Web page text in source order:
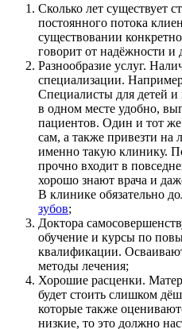
Сколько лет существует
постоянного потока
существовании
говорит от надёжности и
Разнообразие услуг.
специализации.
Специалисты для детей и
в одном месте удобно,
пациентов. Один и тот же
сам, а также привезти на
именно такую клинику.
прочно входит в
хорошо знают врача и
В клинике обязательно
зубов;
Доктора
обучение и курсы по
квалификации.
методы лечения;
Хорошие расценки.
будет стоить слишком
которые также
низкие, то это должно